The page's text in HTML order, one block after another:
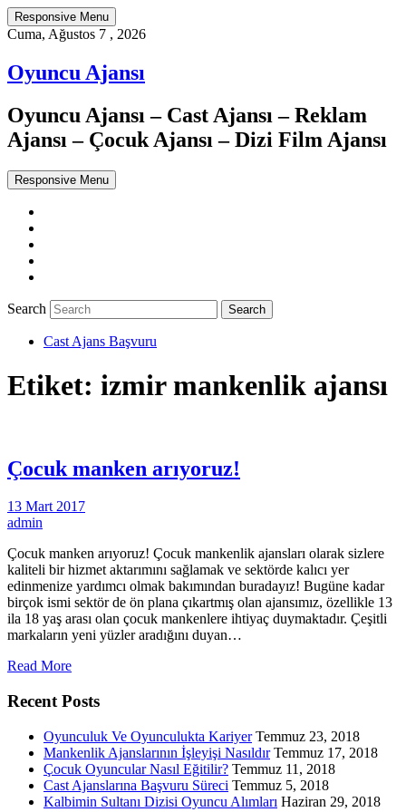
Responsive Menu
Cuma, Ağustos 7 , 2026
Oyuncu Ajansı
Oyuncu Ajansı – Cast Ajansı – Reklam
Ajansı – Çocuk Ajansı – Dizi Film Ajansı
Responsive Menu
Search
Cast Ajans Başvuru
Etiket: izmir mankenlik ajansı
Çocuk manken arıyoruz!
13 Mart 2017
admin
Çocuk manken arıyoruz! Çocuk mankenlik ajansları olarak sizlere
kaliteli bir hizmet aktarımını sağlamak ve sektörde kalıcı yer
edinmenize yardımcı olmak bakımından buradayız! Bugüne kadar
birçok ismi sektör de ön plana çıkartmış olan ajansımız, özellikle 13
ila 18 yaş arası olan çocuk mankenlere ihtiyaç duymaktadır. Çeşitli
markaların yeni yüzler aradığını duyan…
Read More
Recent Posts
Oyunculuk Ve Oyunculukta Kariyer Temmuz 23, 2018
Mankenlik Ajanslarının İşleyişi Nasıldır Temmuz 17, 2018
Çocuk Oyuncular Nasıl Eğitilir? Temmuz 11, 2018
Cast Ajanslarına Başvuru Süreci Temmuz 5, 2018
Kalbimin Sultanı Dizisi Oyuncu Alımları Haziran 29, 2018